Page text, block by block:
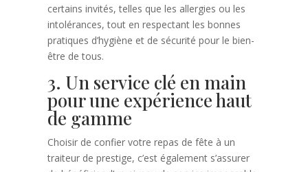
certains invités, telles que les allergies ou les
intolérances, tout en respectant les bonnes
pratiques d’hygiène et de sécurité pour le bien-
être de tous.
3. Un service clé en main
pour une expérience haut
de gamme
Choisir de confier votre repas de fête à un
traiteur de prestige, c’est également s’assurer